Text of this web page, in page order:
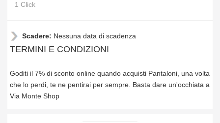
1 Click
Scadere: Nessuna data di scadenza
TERMINI E CONDIZIONI
Goditi il 7% di sconto online quando acquisti Pantaloni, una volta
che lo perdi, te ne pentirai per sempre. Basta dare un'occhiata a
Via Monte Shop